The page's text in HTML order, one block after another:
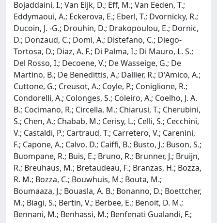
Bojaddaini, I.; Van Eijk, D.; Eff, M.; Van Eeden, T.;
Eddymaoui, A.; Eckerova, E.; Eberl, T.; Dvornicky, R.;
Ducoin, J. -G.; Drouhin, D.; Drakopoulou, E.; Dornic,
D.; Donzaud, C.; Domi, A.; Distefano, C.; Diego-
Tortosa, D.; Diaz, A. F.; Di Palma, I.; Di Mauro, L. S.;
Del Rosso, I.; Decoene, V.; De Wasseige, G.; De
Martino, B.; De Benedittis, A.; Dallier, R.; D'Amico, A.;
Cuttone, G.; Creusot, A.; Coyle, P.; Coniglione, R.;
Condorelli, A.; Colonges, S.; Coleiro, A.; Coelho, J. A.
B.; Cocimano, R.; Circella, M.; Chiarusi, T.; Cherubini,
S.; Chen, A.; Chabab, M.; Cerisy, L.; Celli, S.; Cecchini,
V.; Castaldi, P.; Cartraud, T.; Carretero, V.; Carenini,
F.; Capone, A.; Calvo, D.; Caiffi, B.; Busto, J.; Buson, S.;
Buompane, R.; Buis, E.; Bruno, R.; Brunner, J.; Bruijn,
R.; Breuhaus, M.; Bretaudeau, F.; Branzas, H.; Bozza,
R. M.; Bozza, C.; Bouwhuis, M.; Bouta, M.;
Boumaaza, J.; Bouasla, A. B.; Bonanno, D.; Boettcher,
M.; Biagi, S.; Bertin, V.; Berbee, E.; Benoit, D. M.;
Bennani, M.; Benhassi, M.; Benfenati Gualandi, F.;